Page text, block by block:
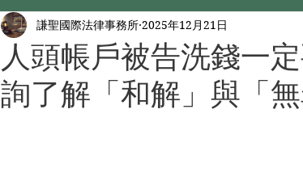
人頭帳戶被告洗錢一
詢了解「和解」與「
謙聖國際法律事務所 2025年12月21日